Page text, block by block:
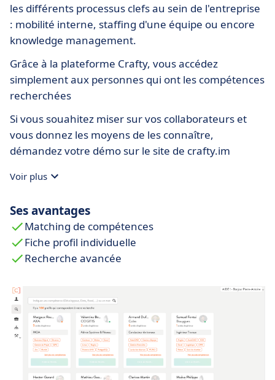
les différents processus clefs au sein de l'entreprise
: mobilité interne, staffing d'une équipe ou encore
knowledge management.
Grâce à la plateforme Crafty, vous accédez
simplement aux personnes qui ont les compétences
recherchées
Si vous souahitez miser sur vos collaborateurs et
vous donnez les moyens de les connaître,
démandez votre démo sur le site de crafty.im
Voir plus
Ses avantages
Matching de compétences
Fiche profil individuelle
Recherche avancée